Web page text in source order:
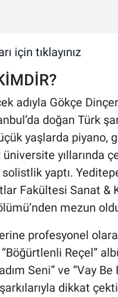
için tıklayınız
adıyla Gökçe
doğan Türk
yaşlarda piyano,
üniversite yıllarında
solistlik yaptı.
Fakültesi Sanat &
mezun
profesyonel
“Böğürtlenli Reçel”
Seni” ve “Vay Be
dikkat